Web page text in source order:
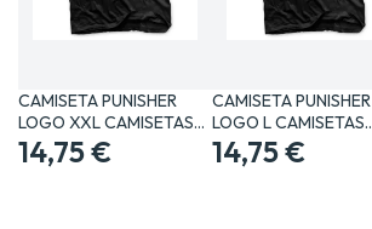
CAMISETA PUNISHER
LOGO XXL CAMISETAS
MANGA /…
14,75 €
CAMISETA PUNISHER
LOGO L CAMISETAS
MANGA /…
14,75 €